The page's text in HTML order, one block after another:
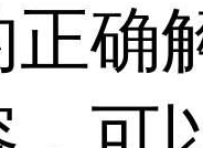
正确